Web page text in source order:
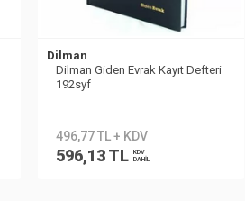
Dilman
Dilman Giden Evrak Kayıt Defteri
192syf
496,77 TL + KDV
596,13 TL
KDV
DAHİL